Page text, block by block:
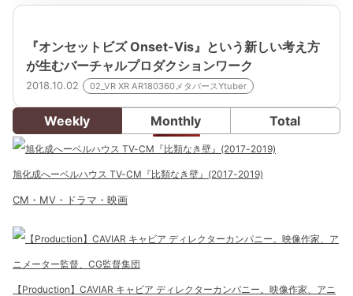
『オンセットビズ Onset-Vis』という新しい考え方
が生むバーチャルプロダクションワーク
2018.10.02 02_VR XR AR180360メタバースYtuber
Weekly Monthly Total
旭化成へーベルハウス TV-CM『比類なき壁』(2017-2019)
CM・MV・ドラマ・映画
【Production】CAVIAR キャビア ディレクターカンパニー。映像作家、アニ